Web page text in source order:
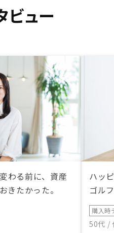
ビュー
わる前に、資産
きたかった。
ハッ
ゴル
購入時
50代 /